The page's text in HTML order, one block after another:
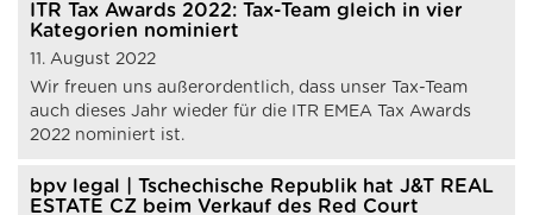
ITR Tax Awards 2022: Tax-Team gleich in vier
Kategorien nominiert
11. August 2022
Wir freuen uns außerordentlich, dass unser Tax-Team
auch dieses Jahr wieder für die ITR EMEA Tax Awards
2022 nominiert ist.
bpv legal | Tschechische Republik hat J&T REAL
ESTATE CZ beim Verkauf des Red Court